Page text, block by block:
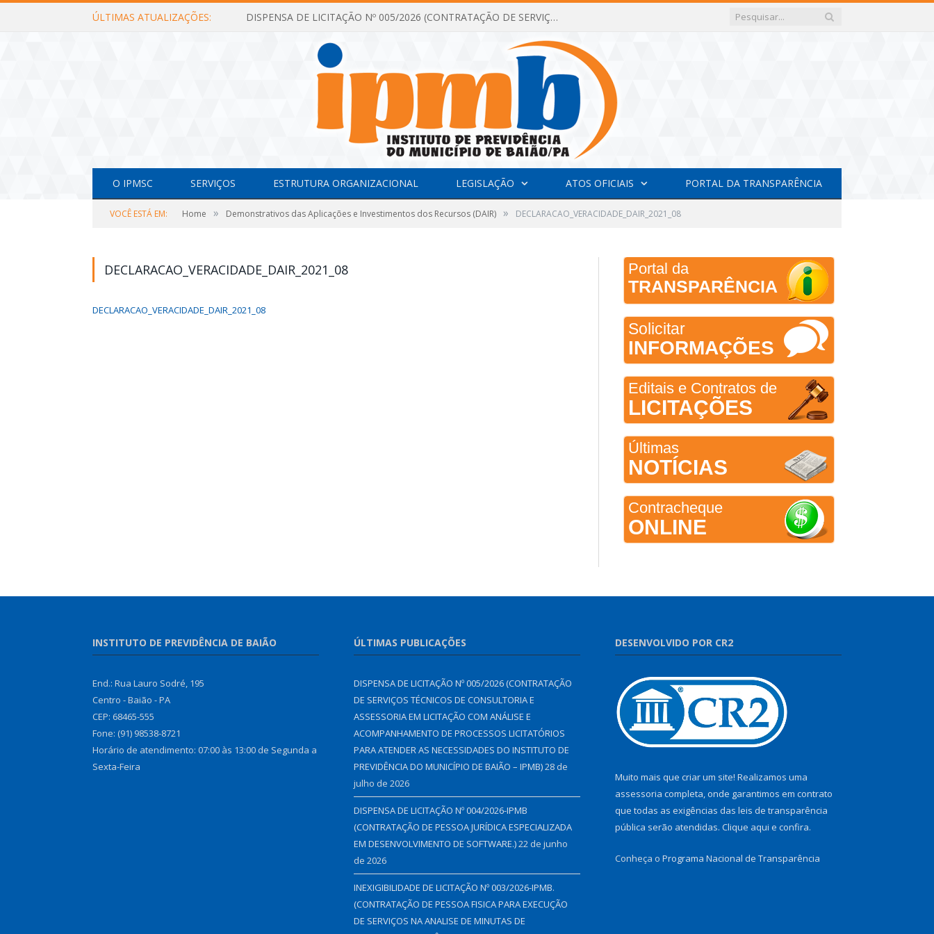
ÚLTIMAS ATUALIZAÇÕES: DISPENSA DE LICITAÇÃO Nº 005/2026 (CONTRATAÇÃO DE SERVIÇOS TÉCNICOS DE CONSULTORIA E ASSESSORIA EM LICITAÇÃO COM ANÁLISE E ACOMPANHAMENTO DE PROCESSOS LICITATÓRIOS PARA ATENDER AS NECESSIDADES DO INSTITUTO DE PREVIDÊNCIA DO MUNICÍPIO DE BAIÃO – IPMB)
O IPMSC SERVIÇOS ESTRUTURA ORGANIZACIONAL LEGISLAÇÃO ATOS OFICIAIS PORTAL DA TRANSPARÊNCIA
VOCÊ ESTÁ EM: Home » Demonstrativos das Aplicações e Investimentos dos Recursos (DAIR) » DECLARACAO_VERACIDADE_DAIR_2021_08
DECLARACAO_VERACIDADE_DAIR_2021_08
DECLARACAO_VERACIDADE_DAIR_2021_08
Portal da
TRANSPARÊNCIA
Solicitar
INFORMAÇÕES
Editais e Contratos de
LICITAÇÕES
Últimas
NOTÍCIAS
Contracheque
ONLINE
INSTITUTO DE PREVIDÊNCIA DE BAIÃO
End.: Rua Lauro Sodré, 195
Centro - Baião - PA
CEP: 68465-555
Fone: (91) 98538-8721
Horário de atendimento: 07:00 às 13:00 de Segunda a
Sexta-Feira
ÚLTIMAS PUBLICAÇÕES
DISPENSA DE LICITAÇÃO Nº 005/2026 (CONTRATAÇÃO
DE SERVIÇOS TÉCNICOS DE CONSULTORIA E
ASSESSORIA EM LICITAÇÃO COM ANÁLISE E
ACOMPANHAMENTO DE PROCESSOS LICITATÓRIOS
PARA ATENDER AS NECESSIDADES DO INSTITUTO DE
PREVIDÊNCIA DO MUNICÍPIO DE BAIÃO – IPMB)28 de
julho de 2026
DISPENSA DE LICITAÇÃO Nº 004/2026-IPMB
(CONTRATAÇÃO DE PESSOA JURÍDICA ESPECIALIZADA
EM DESENVOLVIMENTO DE SOFTWARE.)22 de junho
de 2026
INEXIGIBILIDADE DE LICITAÇÃO Nº 003/2026-IPMB.
(CONTRATAÇÃO DE PESSOA FISICA PARA EXECUÇÃO
DE SERVIÇOS NA ANALISE DE MINUTAS DE
DESENVOLVIDO POR CR2
Muito mais que criar um site! Realizamos uma
assessoria completa, onde garantimos em contrato
que todas as exigências das leis de transparência
pública serão atendidas. Clique aqui e confira.
Conheça o Programa Nacional de Transparência